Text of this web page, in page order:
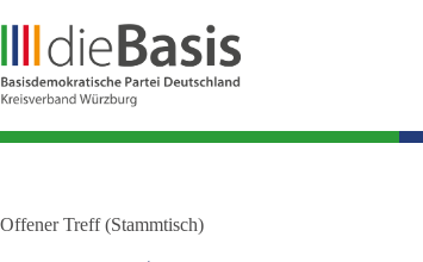
Inhalt
springen
Offener Treff (Stammtisch)